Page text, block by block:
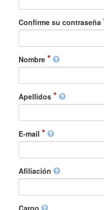
Confirme su contraseña
Nombre
Apellidos
E-mail
Afiliación
Cargo